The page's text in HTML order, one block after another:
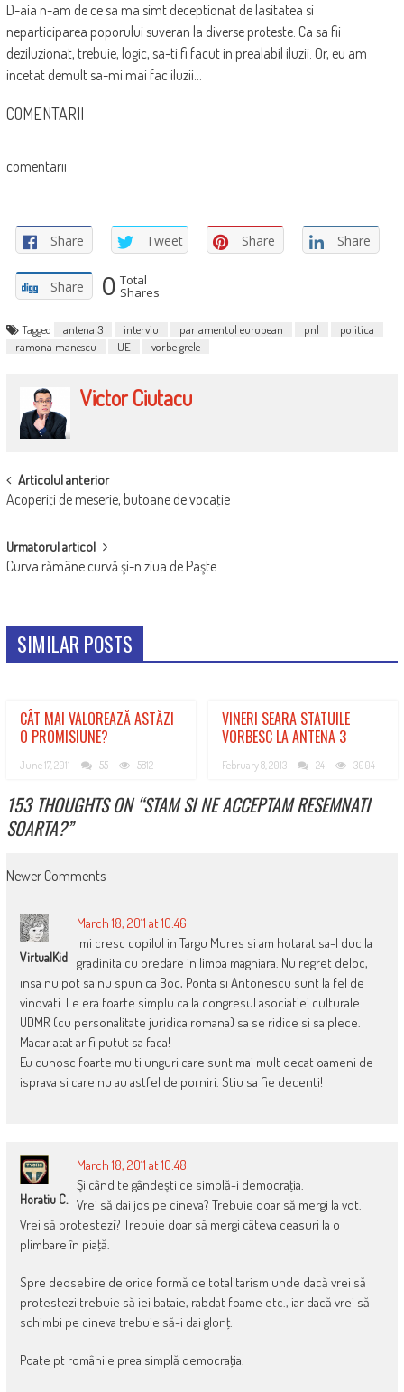
D-aia n-am de ce sa ma simt deceptionat de lasitatea si
neparticiparea poporului suveran la diverse proteste. Ca sa fii
deziluzionat, trebuie, logic, sa-ti fi facut in prealabil iluzii. Or, eu am
incetat demult sa-mi mai fac iluzii…
COMENTARII
comentarii
Share Tweet Share Share
Share 0 Total
Shares
Tagged antena 3 interviu parlamentul european pnl
politica
ramona manescu
UE vorbe grele
Victor Ciutacu
POST
NAVIGATION
Articolul anterior
Acoperiţi de meserie, butoane de vocaţie
Urmatorul articol
Curva rămâne curvă şi-n ziua de Paşte
SIMILAR POSTS
CÂT MAI VALOREAZĂ ASTĂZI
O PROMISIUNE?
June 17, 2011 55 5812
VINERI SEARA STATUILE
VORBESC LA ANTENA 3
February 8, 2013 24 3004
153 THOUGHTS ON “STAM SI NE ACCEPTAM RESEMNATI
SOARTA?”
COMMENT
NAVIGATION
Newer Comments
VirtualKid
March 18, 2011 at 10:46
Imi cresc copilul in Targu Mures si am hotarat sa-l duc la
gradinita cu predare in limba maghiara. Nu regret deloc,
insa nu pot sa nu spun ca Boc, Ponta si Antonescu sunt la fel de
vinovati. Le era foarte simplu ca la congresul asociatiei culturale
UDMR (cu personalitate juridica romana) sa se ridice si sa plece.
Macar atat ar fi putut sa faca!
Eu cunosc foarte multi unguri care sunt mai mult decat oameni de
isprava si care nu au astfel de porniri. Stiu sa fie decenti!
Horatiu C.
March 18, 2011 at 10:48
Şi când te gândeşti ce simplă-i democraţia.
Vrei să dai jos pe cineva? Trebuie doar să mergi la vot.
Vrei să protestezi? Trebuie doar să mergi câteva ceasuri la o
plimbare în piaţă.
Spre deosebire de orice formă de totalitarism unde dacă vrei să
protestezi trebuie să iei bataie, rabdat foame etc., iar dacă vrei să
schimbi pe cineva trebuie să-i dai glonţ.
Poate pt români e prea simplă democraţia.